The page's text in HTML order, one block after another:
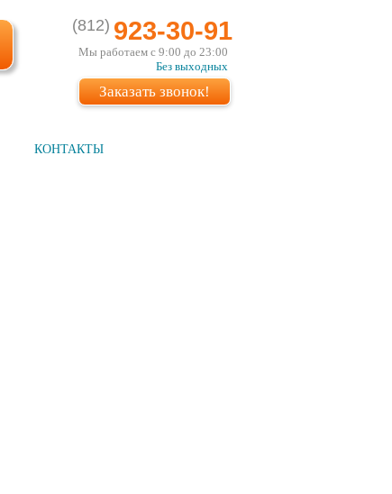
(812) 923-30-91
Мы работаем с 9:00 до 23:00
Без выходных
Заказать звонок!
КОНТАКТЫ